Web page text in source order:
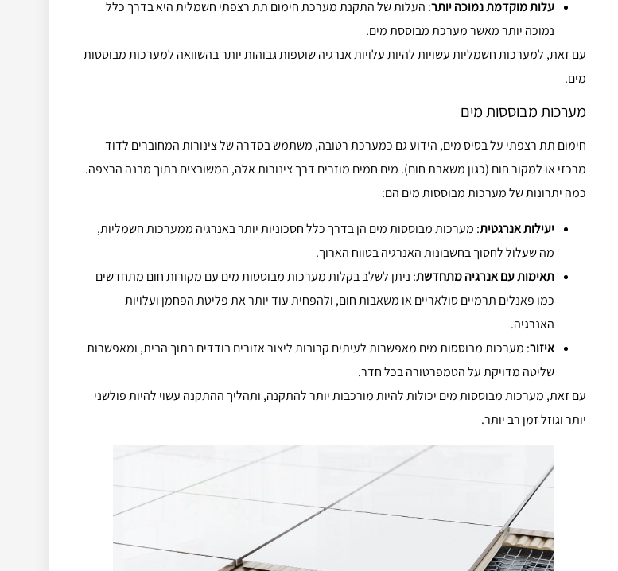
עלות מוקדמת נמוכה יותר: העלות של התקנת מערכת חימום תת רצפתי חשמלית היא בדרך כלל
נמוכה יותר מאשר מערכת מבוססת מים.
עם זאת, למערכות חשמליות עשויות להיות עלויות אנרגיה שוטפות גבוהות יותר בהשוואה למערכות מבוססות
מים.
מערכות מבוססות מים
חימום תת רצפתי על בסיס מים, הידוע גם כמערכת רטובה, משתמש בסדרה של צינורות המחוברים לדוד
מרכזי או למקור חום (כגון משאבת חום). מים חמים מוזרים דרך צינורות אלה, המשובצים בתוך מבנה הרצפה.
כמה יתרונות של מערכות מבוססות מים הם:
יעילות אנרגטית: מערכות מבוססות מים הן בדרך כלל חסכוניות יותר באנרגיה ממערכות חשמליות,
מה שעלול לחסוך בחשבונות האנרגיה בטווח הארוך.
תאימות עם אנרגיה מתחדשת: ניתן לשלב בקלות מערכות מבוססות מים עם מקורות חום מתחדשים
כמו פאנלים תרמיים סולאריים או משאבות חום, ולהפחית עוד יותר את פליטת הפחמן ועלויות
האנרגיה.
איזור: מערכות מבוססות מים מאפשרות לעיתים קרובות ליצור אזורים בודדים בתוך הבית, ומאפשרות
שליטה מדויקת על הטמפרטורה בכל חדר.
עם זאת, מערכות מבוססות מים יכולות להיות מורכבות יותר להתקנה, ותהליך ההתקנה עשוי להיות פולשני
יותר וגוזל זמן רב יותר.